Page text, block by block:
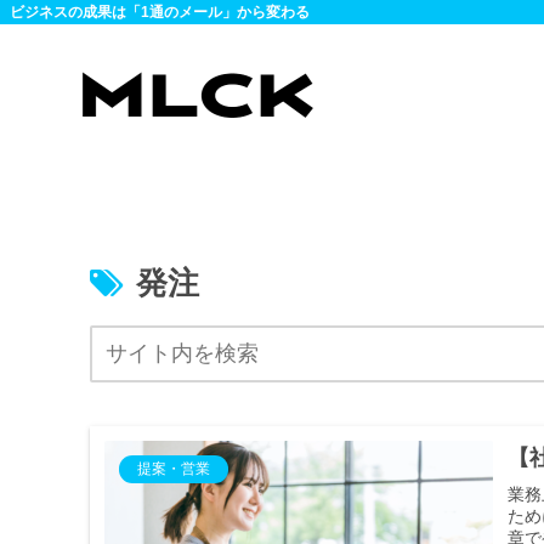
ビジネスの成果は「1通のメール」から変わる
発注
提案・営業
業
た
章